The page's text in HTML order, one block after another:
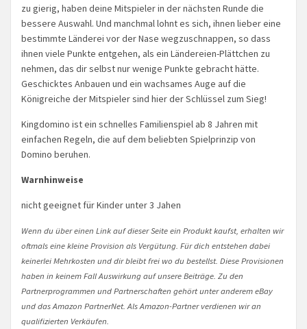
zu gierig, haben deine Mitspieler in der nächsten Runde die
bessere Auswahl. Und manchmal lohnt es sich, ihnen lieber eine
bestimmte Länderei vor der Nase wegzuschnappen, so dass
ihnen viele Punkte entgehen, als ein Ländereien-Plättchen zu
nehmen, das dir selbst nur wenige Punkte gebracht hätte.
Geschicktes Anbauen und ein wachsames Auge auf die
Königreiche der Mitspieler sind hier der Schlüssel zum Sieg!
Kingdomino ist ein schnelles Familienspiel ab 8 Jahren mit
einfachen Regeln, die auf dem beliebten Spielprinzip von
Domino beruhen.
Warnhinweise
nicht geeignet für Kinder unter 3 Jahen
Wenn du über einen Link auf dieser Seite ein Produkt kaufst, erhalten wir
oftmals eine kleine Provision als Vergütung. Für dich entstehen dabei
keinerlei Mehrkosten und dir bleibt frei wo du bestellst. Diese Provisionen
haben in keinem Fall Auswirkung auf unsere Beiträge. Zu den
Partnerprogrammen und Partnerschaften gehört unter anderem eBay
und das Amazon PartnerNet. Als Amazon-Partner verdienen wir an
qualifizierten Verkäufen.